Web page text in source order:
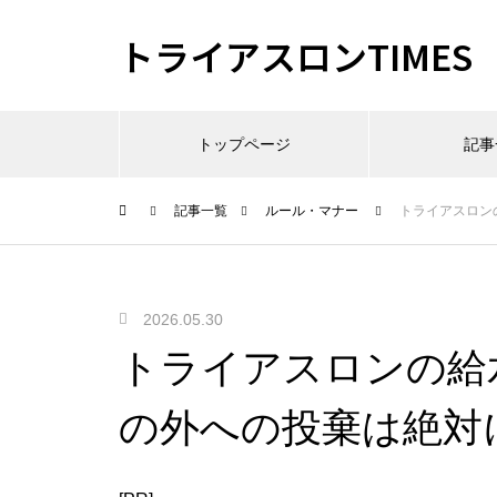
トライアスロンTIMES
トップページ 記
記事一覧 ルール・マナー トライアスロ
2026.05.30
トライアスロンの
の外への投棄は絶対